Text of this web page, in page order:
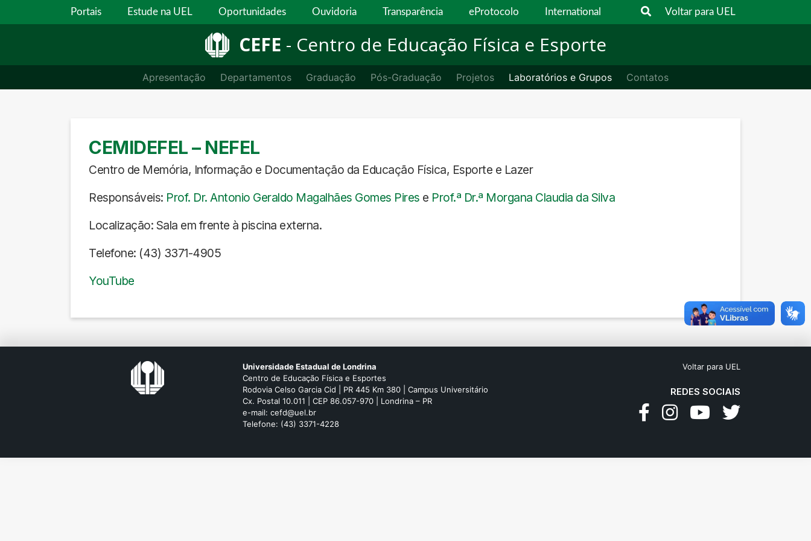
Portais Estude na UEL Oportunidades Ouvidoria Transparência eProtocolo International Voltar para UEL
CEFE - Centro de Educação Física e Esporte
Apresentação Departamentos Graduação Pós-Graduação Projetos Laboratórios e Grupos Contatos
CEMIDEFEL – NEFEL
Centro de Memória, Informação e Documentação da Educação Física, Esporte e Lazer
Responsáveis: Prof. Dr. Antonio Geraldo Magalhães Gomes Pires e Prof.ª Dr.ª Morgana Claudia da Silva
Localização: Sala em frente à piscina externa.
Telefone: (43) 3371-4905
YouTube
Universidade Estadual de Londrina
Centro de Educação Física e Esportes
Rodovia Celso Garcia Cid | PR 445 Km 380 | Campus Universitário
Cx. Postal 10.011 | CEP 86.057-970 | Londrina – PR
e-mail: cefd@uel.br
Telefone: (43) 3371-4228
Voltar para UEL
REDES SOCIAIS